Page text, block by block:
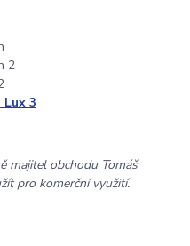
2
3
majitel obchodu Tomáš
pro komerční využití.